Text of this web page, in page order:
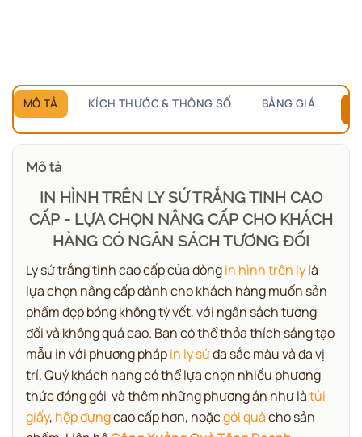
MÔ TẢ KÍCH THƯỚC & THÔNG SỐ BẢNG GIÁ
Mô tả
IN HÌNH TRÊN LYSỨ TRẮNG TINH CAO
CẤP - LỰA CHỌN NÂNG CẤP CHO KHÁCH
HÀNG CÓ NGÂN SÁCH TƯƠNG ĐỐI
Ly sứ trắng tinh cao cấp của dòngin hình trên lylà
lựa chọn nâng cấp dành cho khách hàng muốn sản
phẩm đẹp bóng không tỳ vết, với ngân sách tương
đối và không quá cao. Bạn có thể thỏa thích sáng tạo
mẫu in với phương phápin ly sứđa sắc màu và đa vị
trí. Quý khách hang có thể lựa chọn nhiều phương
thức đóng gói và thêm những phương án như làtúi
giấy, hộp đựngcao cấp hơn, hoặcgói quàcho sản